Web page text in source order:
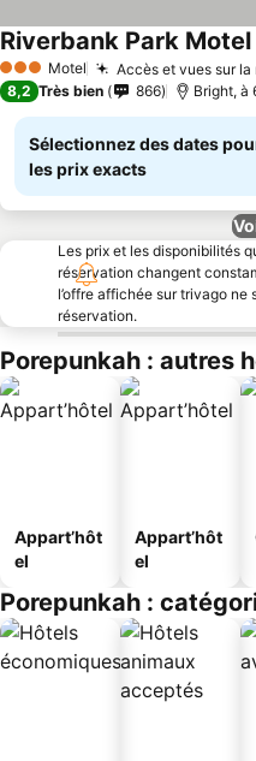
3 ÉtoilesMotel Accès et vues sur la
Riverbank Park Motel
8,2 Très bien 866 Bright, à
Sélectionnez des dates
les prix exacts
Les prix et les disponibilités
réservation changent
l’offre affichée sur trivago
réservation.
Porepunkah : autres
Appart’hôt
el
Appart’hôt
el
Porepunkah :